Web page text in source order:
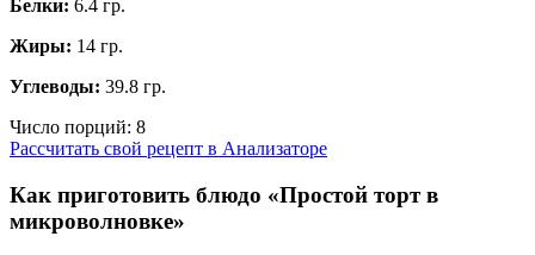
Белки: 6.4 гр.
Жиры: 14 гр.
Углеводы: 39.8 гр.
Число порций: 8
Рассчитать свой рецепт в Анализаторе
Как приготовить блюдо «Простой торт в
микроволновке»